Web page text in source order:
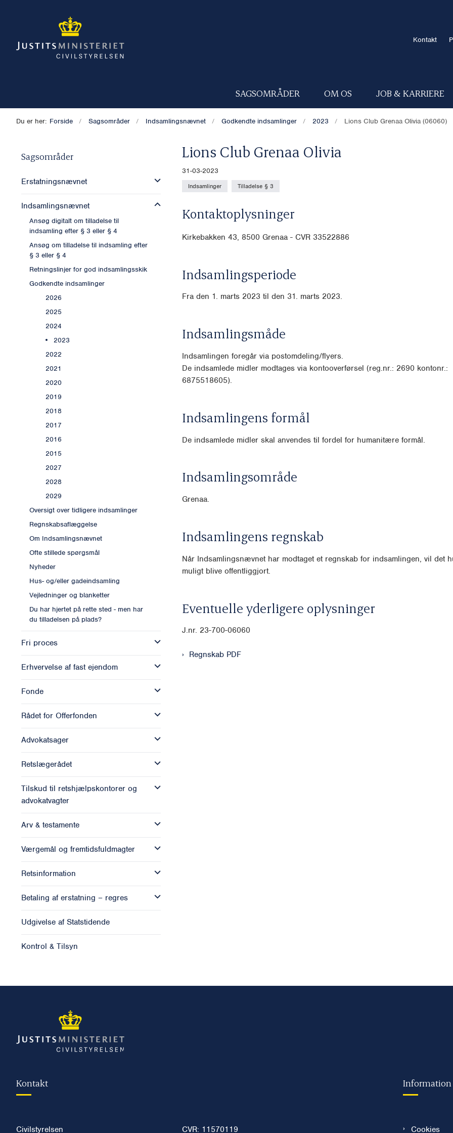
Kontakt
SAGSOMRÅDER OM OS JOB & KARRIERE
Du er her: Forside Sagsområder Indsamlingsnævnet Godkendte indsamlinger 2023 Lions Club Grenaa Olivia (06060)
Sagsområder
Erstatningsnævnet
Indsamlingsnævnet
Ansøg digitalt om tilladelse til
indsamling efter § 3 eller § 4
Ansøg om tilladelse til indsamling efter
§ 3 eller § 4
Retningslinjer for god indsamlingsskik
Godkendte indsamlinger
2026
2025
2024
2023
2022
2021
2020
2019
2018
2017
2016
2015
2027
2028
2029
Oversigt over tidligere indsamlinger
Regnskabsaflæggelse
Om Indsamlingsnævnet
Ofte stillede spørgsmål
Nyheder
Hus- og/eller gadeindsamling
Vejledninger og blanketter
Du har hjertet på rette sted - men har
du tilladelsen på plads?
Fri proces
Erhvervelse af fast ejendom
Fonde
Rådet for Offerfonden
Advokatsager
Retslægerådet
Tilskud til retshjælpskontorer og
advokatvagter
Arv & testamente
Værgemål og fremtidsfuldmagter
Retsinformation
Betaling af erstatning – regres
Udgivelse af Statstidende
Kontrol & Tilsyn
Lions Club Grenaa Olivia
31-03-2023
Indsamlinger Tilladelse § 3
Kontaktoplysninger
Kirkebakken 43, 8500 Grenaa - CVR 33522886
Indsamlingsperiode
Fra den 1. marts 2023 til den 31. marts 2023.
Indsamlingsmåde
Indsamlingen foregår via postomdeling/flyers.
De indsamlede midler modtages via kontooverførsel (reg.nr.: 2690 kontonr.:
6875518605).
Indsamlingens formål
De indsamlede midler skal anvendes til fordel for humanitære formål.
Indsamlingsområde
Grenaa.
Indsamlingens regnskab
Når Indsamlingsnævnet har modtaget et regnskab for indsamlingen, vil det
muligt blive offentliggjort.
Eventuelle yderligere oplysninger
J.nr. 23-700-06060
Regnskab PDF
Kontakt
Civilstyrelsen CVR: 11570119
Information
Cookies